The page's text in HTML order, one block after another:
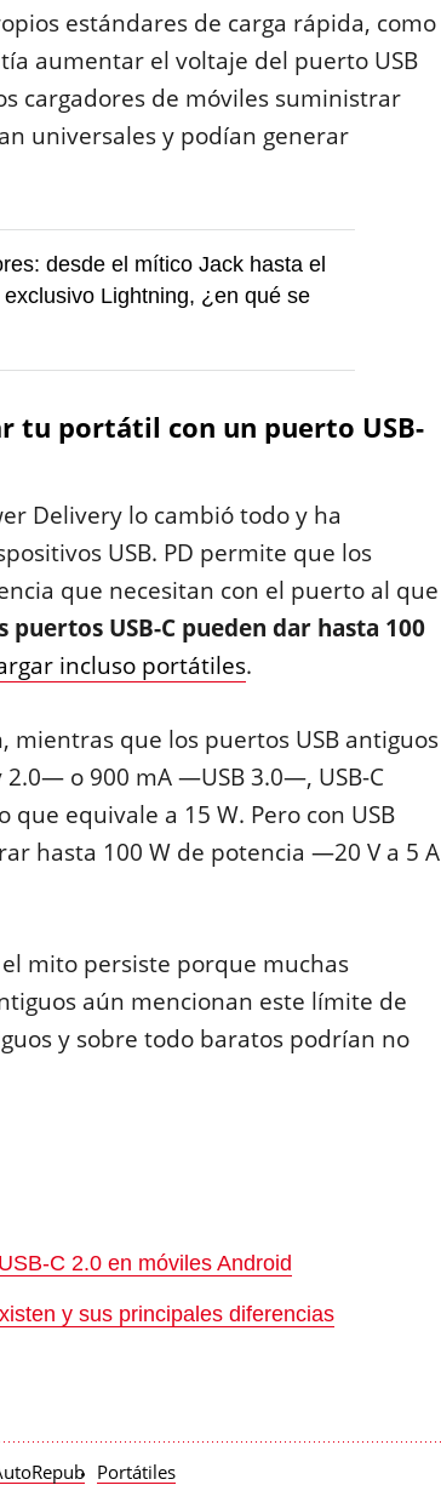
estándares de carga rápida, como
aumentar el voltaje del puerto USB
cargadores de móviles suministrar
universales y podían generar
desde el mítico Jack hasta el
Lightning, ¿en qué se
tu portátil con un puerto USB-
Delivery lo cambió todo y ha
USB. PD permite que los
que necesitan con el puerto al que
puertos USB-C pueden dar hasta 100
incluso portátiles.
que los puertos USB antiguos
o 900 mA —USB 3.0—, USB-C
equivale a 15 W. Pero con USB
hasta 100 W de potencia —20 V a 5 A
mito persiste porque muchas
aún mencionan este límite de
y sobre todo baratos podrían no
C 2.0 en móviles Android
y sus principales diferencias
Portátiles